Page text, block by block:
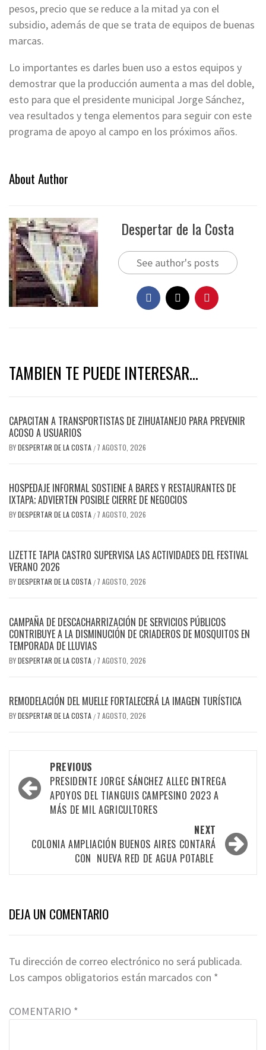
pesos, precio que se reduce a la mitad ya con el
subsidio, además de que se trata de equipos de buenas
marcas.
Lo importantes es darles buen uso a estos equipos y
demostrar que la producción aumenta a mas del doble,
esto para que el presidente municipal Jorge Sánchez,
vea resultados y tenga elementos para seguir con este
programa de apoyo al campo en los próximos años.
About Author
Despertar de la Costa
See author's posts
TAMBIEN TE PUEDE INTERESAR...
CAPACITAN A TRANSPORTISTAS DE ZIHUATANEJO PARA PREVENIR
ACOSO A USUARIOS
BYDESPERTAR DE LA COSTA / 7 AGOSTO, 2026
HOSPEDAJE INFORMAL SOSTIENE A BARES Y RESTAURANTES DE
IXTAPA; ADVIERTEN POSIBLE CIERRE DE NEGOCIOS
BYDESPERTAR DE LA COSTA / 7 AGOSTO, 2026
LIZETTE TAPIA CASTRO SUPERVISA LAS ACTIVIDADES DEL FESTIVAL
VERANO 2026
BYDESPERTAR DE LA COSTA / 7 AGOSTO, 2026
CAMPAÑA DE DESCACHARRIZACIÓN DE SERVICIOS PÚBLICOS
CONTRIBUYE A LA DISMINUCIÓN DE CRIADEROS DE MOSQUITOS EN
TEMPORADA DE LLUVIAS
BYDESPERTAR DE LA COSTA / 7 AGOSTO, 2026
REMODELACIÓN DEL MUELLE FORTALECERÁ LA IMAGEN TURÍSTICA
BYDESPERTAR DE LA COSTA / 7 AGOSTO, 2026
navigation
PREVIOUS
PRESIDENTE JORGE SÁNCHEZ ALLEC ENTREGA
APOYOS DEL TIANGUIS CAMPESINO 2023 A
MÁS DE MIL AGRICULTORES
NEXT
COLONIA AMPLIACIÓN BUENOS AIRES CONTARÁ
CON NUEVA RED DE AGUA POTABLE
DEJA UN COMENTARIO
Tu dirección de correo electrónico no será publicada.
Los campos obligatorios están marcados con *
COMENTARIO *